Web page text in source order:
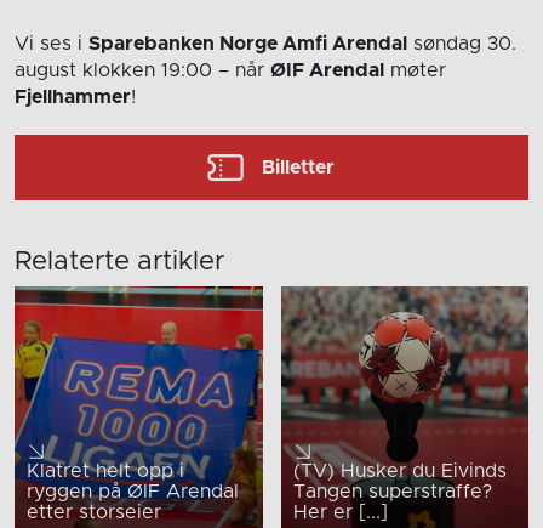
Vi ses i Sparebanken Norge Amfi Arendal
søndag 30.
august klokken 19:00 – når ØIF Arendal
møter
Fjellhammer!
Billetter
Relaterte artikler
Klatret helt opp i
ryggen på ØIF Arendal
etter storseier
(TV) Husker du Eivinds
Tangen superstraffe?
Her er [...]